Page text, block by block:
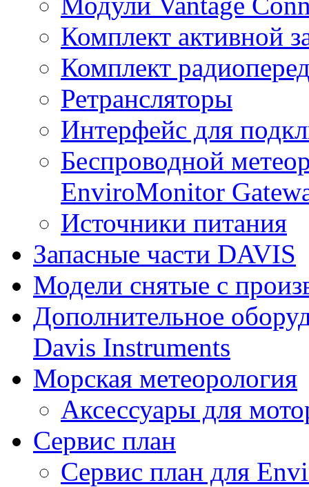
Комплект активной
Комплект
Ретрансляторы
Интерфейс для
Беспроводной
EnviroMonitor
Источники питания
Запасные части DAVIS
Модели снятые с
Дополнительное
Davis Instruments
Морская метеорология
Аксессуары для
Сервис план
Сервис план для